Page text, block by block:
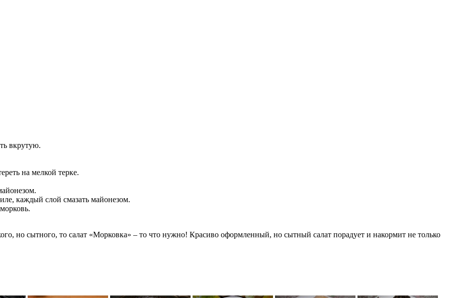
вкрутую.
на мелкой терке.
каждый слой смазать майонезом.
но сытного, то салат «Морковка» – то что нужно! Красиво оформленный, но сытный салат порадует и накормит не только